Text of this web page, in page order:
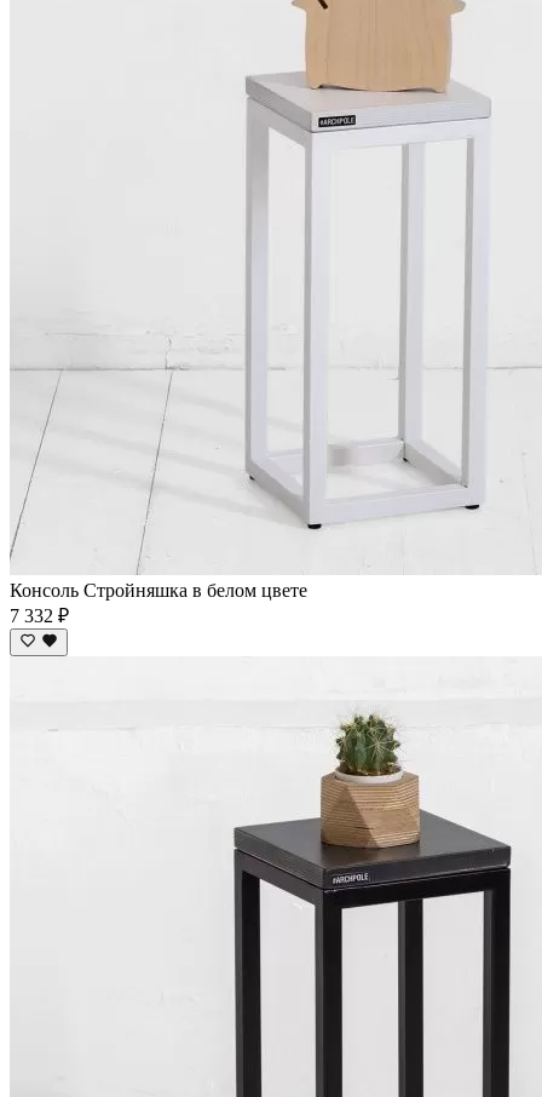
Консоль Стройняшка в белом цвете
7 332 ₽